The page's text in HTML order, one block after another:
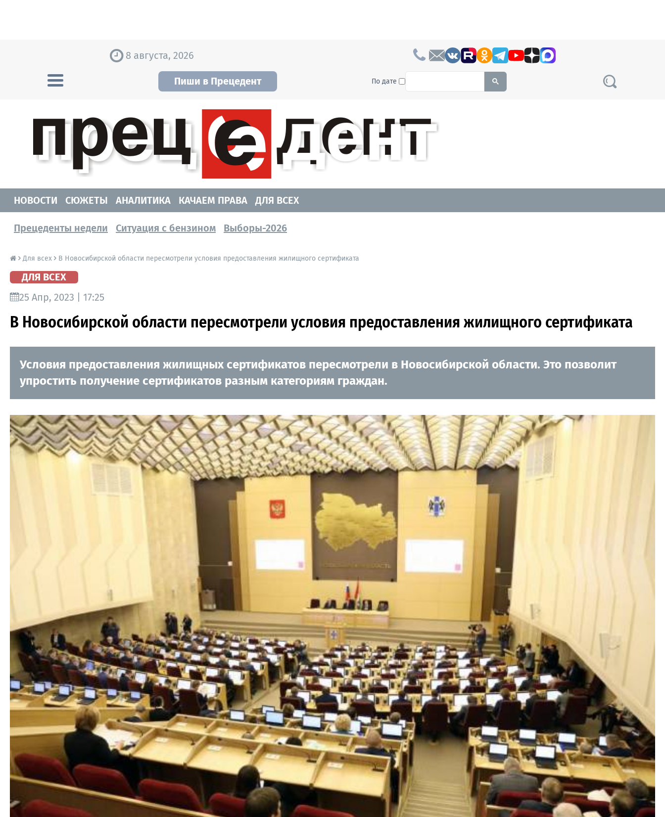
8 августа, 2026
Пиши в Прецедент По дате To search this site, enter a search term
НОВОСТИ
СЮЖЕТЫ АНАЛИТИКА КАЧАЕМ ПРАВА ДЛЯ ВСЕХ
Прецеденты недели Ситуация с бензином Выборы-2026
Для всех В Новосибирской области пересмотрели условия предоставления жилищного сертификата
ДЛЯ ВСЕХ
25 Апр, 2023 | 17:25
В Новосибирской области пересмотрели условия предоставления жилищного сертификата
Условия предоставления жилищных сертификатов пересмотрели в Новосибирской области. Это позволит
упростить получение сертификатов разным категориям граждан.